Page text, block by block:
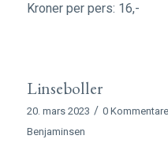
Kroner per pers: 16,-
Linseboller
20. mars 2023 / 0
Benjaminsen